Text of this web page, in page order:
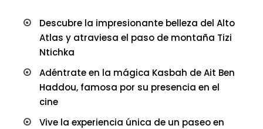
Descubre la impresionante belleza del Alto
Atlas y atraviesa el paso de montaña Tizi
Ntichka
Adéntrate en la mágica Kasbah de Ait Ben
Haddou, famosa por su presencia en el
cine
Vive la experiencia única de un paseo en